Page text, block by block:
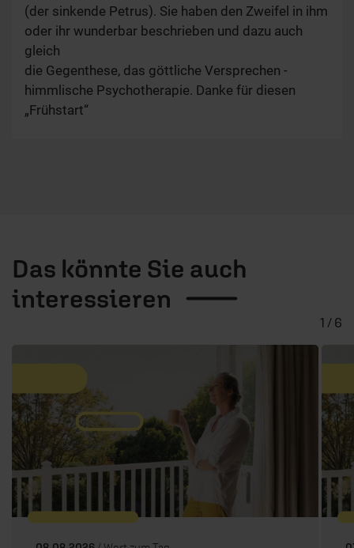
(der sinkende Petrus). Sie haben den Zweifel in ihm
oder ihr wunderbar beschrieben und dazu auch
gleich
die Gegenthese, das göttliche Versprechen -
himmlische Psychotherapie. Danke für diesen
„Frühstart“
Das könnte Sie auch
interessieren
1 / 6